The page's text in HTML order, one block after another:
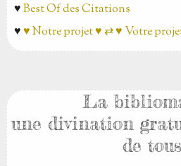
♥Best Of des Citations
♥♥ Notre projet ♥ ⇄ ♥ Votre
La
une divination
de